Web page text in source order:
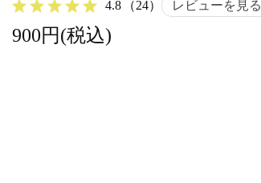
4.8 （24） レビューを見る
900円(税込)